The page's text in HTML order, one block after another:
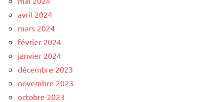
avril 2024
mars 2024
février 2024
janvier 2024
décembre 2023
novembre 2023
octobre 2023